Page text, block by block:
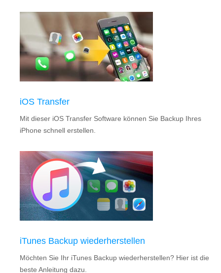
iOS Transfer
Mit dieser iOS Transfer Software können Sie Backup Ihres
iPhone schnell erstellen.
iTunes Backup wiederherstellen
Möchten Sie Ihr iTunes Backup wiederherstellen? Hier ist die
beste Anleitung dazu.